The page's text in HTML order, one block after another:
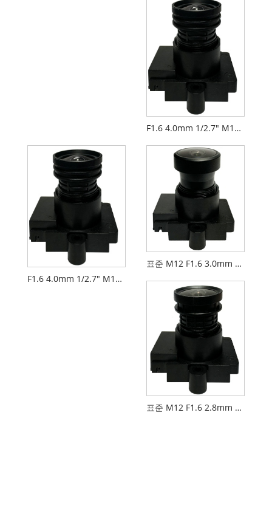
F1.6 4.0mm 1/2.7" M12 네트워크 카메라 렌즈 PL066
F1.6 4.0mm 1/2.7" M12 FPV 드론 카메라 렌즈
표준 M12 F1.6 3.0mm 1/2.7" 네트워크 카메라 렌즈
표준 M12 F1.6 2.8mm 1/2.7" CCTV 카메라 렌즈